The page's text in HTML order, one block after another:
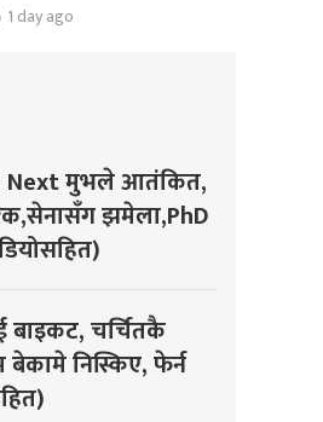
1 day ago
Next मुभले आतंकित,
झमेला,PhD
बाइकट, चर्चितकै
बेकामे निस्किए, फेर्न